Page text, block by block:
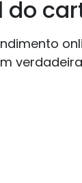
do